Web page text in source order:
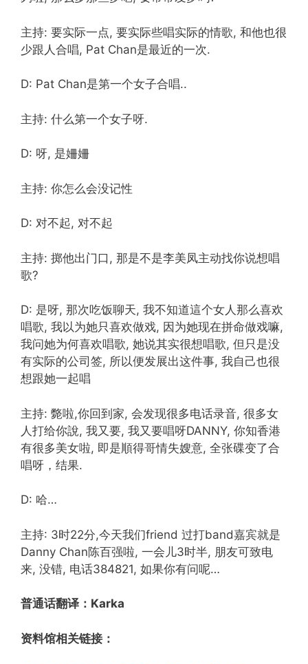
主持: 要实际一点, 要实际些唱实际的情歌, 和他也很
少跟人合唱, Pat Chan是最近的一次.
D: Pat Chan是第一个女子合唱..
主持: 什么第一个女子呀.
D: 呀, 是姍姍
主持: 你怎么会没记性
D: 对不起, 对不起
主持: 掷他出门口, 那是不是李美凤主动找你说想唱
歌?
D: 是呀, 那次吃饭聊天, 我不知道這个女人那么喜欢
唱歌, 我以为她只喜欢做戏, 因为她现在拼命做戏嘛,
我问她为何喜欢唱歌, 她说其实很想唱歌, 但只是没
有实际的公司签, 所以便发展出这件事, 我自己也很
想跟她一起唱
主持: 斃啦,你回到家, 会发现很多电话录音, 很多女
人打给你說, 我又要, 我又要唱呀DANNY, 你知香港
有很多美女啦, 即是順得哥情失嫂意, 全张碟变了合
唱呀，结果.
D: 哈…
主持: 3时22分,今天我们friend 过打band嘉宾就是
Danny Chan陈百强啦, 一会儿3时半, 朋友可致电
来, 没错, 电话384821, 如果你有问呢…
普通话翻译：Karka
资料馆相关链接：